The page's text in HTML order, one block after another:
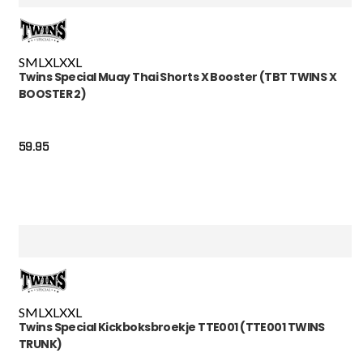
SMLXLXXL
Twins Special Muay Thai Shorts X Booster (TBT TWINS X
BOOSTER 2)
59.95
SML XL XXL
Twins Special Kickboksbroekje TTE001 (TTE001 TWINS
TRUNK)